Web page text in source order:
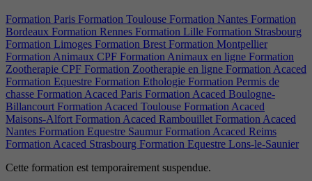
Formation Paris Formation Toulouse Formation Nantes Formation
Bordeaux Formation Rennes Formation Lille Formation Strasbourg
Formation Limoges Formation Brest Formation Montpellier
Formation Animaux CPF Formation Animaux en ligne Formation
Zootherapie CPF Formation Zootherapie en ligne Formation Acaced
Formation Equestre Formation Ethologie Formation Permis de
chasse Formation Acaced Paris Formation Acaced Boulogne-
Billancourt Formation Acaced Toulouse Formation Acaced
Maisons-Alfort Formation Acaced Rambouillet Formation Acaced
Nantes Formation Equestre Saumur Formation Acaced Reims
Formation Acaced Strasbourg Formation Equestre Lons-le-Saunier
Cette formation est temporairement suspendue.